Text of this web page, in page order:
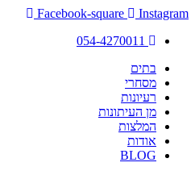
Facebook-square
Instagram
054-4270011
בתים
מסחרי
רעיונות
מן העיתונות
המלצות
אודות
BLOG